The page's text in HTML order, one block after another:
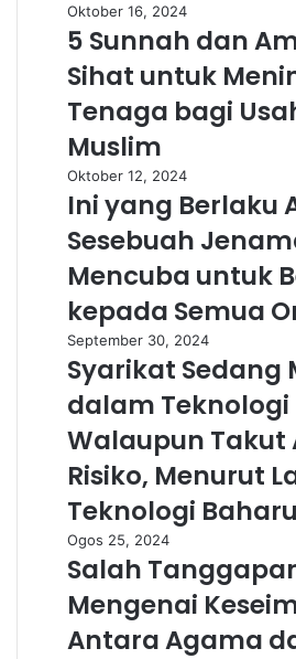
Oktober 16, 2024
5 Sunnah dan
Sihat untuk
Tenaga bagi
Muslim
Oktober 12, 2024
Ini yang Berlaku
Sesebuah
Mencuba untuk
kepada Semua
September 30, 2024
Syarikat Sedang
dalam Teknologi
Walaupun Takut
Risiko, Menurut
Teknologi Baharu
Ogos 25, 2024
Salah
Mengenai
Antara Agama